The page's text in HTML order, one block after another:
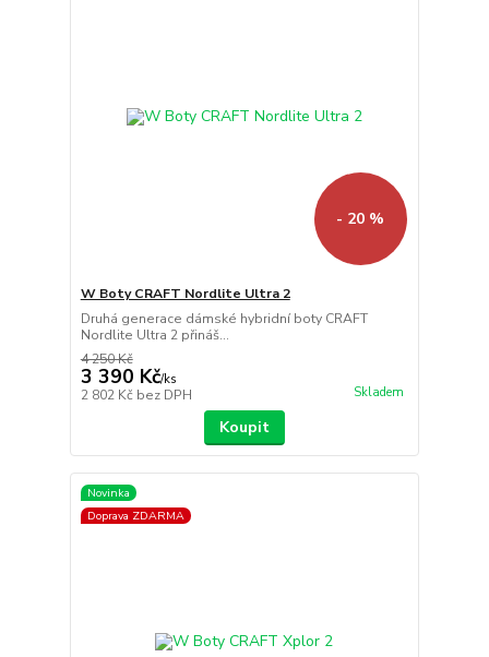
- 20 %
W Boty CRAFT Nordlite Ultra 2
Druhá generace dámské hybridní boty CRAFT
Nordlite Ultra 2 přináš...
4 250 Kč
3 390 Kč/ks
2 802 Kč bez DPH Skladem
Koupit
Novinka
Doprava ZDARMA